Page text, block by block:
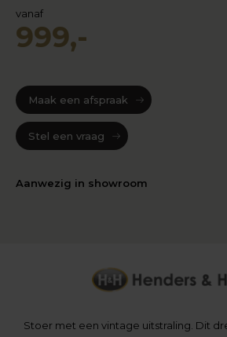
vanaf
999,-
Maak een afspraak
Stel een vraag
Aanwezig in showroom
Stoer met een vintage uitstraling. Dit